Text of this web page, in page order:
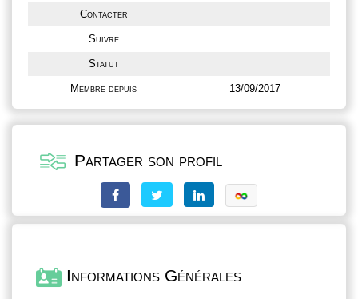
Contacter
Suivre
Statut
Membre depuis 13/09/2017
Partager son profil
Informations Générales